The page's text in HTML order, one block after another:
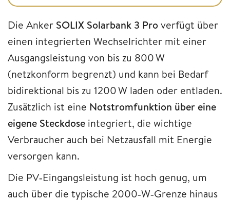
Die Anker SOLIX Solarbank 3 Proverfügt über
einen integrierten Wechselrichter mit einer
Ausgangsleistung von bis zu 800 W
(netzkonform begrenzt) und kann bei Bedarf
bidirektional bis zu 1200 W laden oder entladen.
Zusätzlich ist eine Notstromfunktion über eine
eigene Steckdose integriert, die wichtige
Verbraucher auch bei Netzausfall mit Energie
versorgen kann.
Die PV‑Eingangsleistung ist hoch genug, um
auch über die typische 2000‑W‑Grenze hinaus